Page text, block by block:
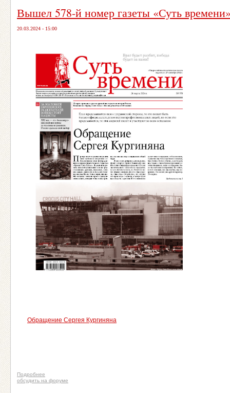
Вышел 578-й номер газеты «Суть
20.03.2024 - 15:00
Обращение Сергея Кургиняна
Подробнее
обсудить на форуме